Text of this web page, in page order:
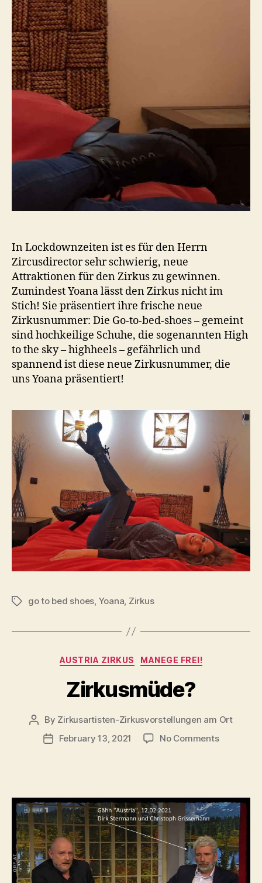
In Lockdownzeiten ist es für den Herrn
Zircusdirector sehr schwierig, neue
Attraktionen für den Zirkus zu gewinnen.
Zumindest Yoana lässt den Zirkus nicht im
Stich! Sie präsentiert ihre frische neue
Zirkusnummer: Die Go-to-bed-shoes – gemeint
sind hochkeilige Schuhe, die sogenannten High
to the sky – highheels – gefährlich und
spannend ist diese neue Zirkusnummer, die
uns Yoana präsentiert!
Tagsgo to bed shoes, Yoana, Zirkus
Categories
AUSTRIA ZIRKUS MANEGE FREI!
Zirkusmüde?
Post
author
By Zirkusartisten-Zirkusvorstellungen am Ort
PostFebruary 13, 2021 No Commentson